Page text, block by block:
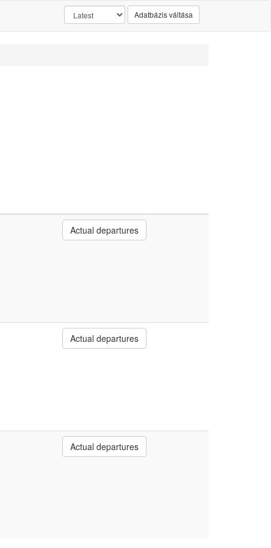
Adatbázis váltása
Actual departures
Actual departures
Actual departures